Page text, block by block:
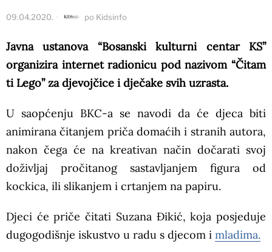
09.04.2020. po Kidsinfo
Javna ustanova “Bosanski kulturni centar KS”
organizira internet radionicu pod nazivom “Čitam
ti Lego” za djevojčice i dječake svih uzrasta.
U saopćenju BKC-a se navodi da će djeca biti
animirana čitanjem priča domaćih i stranih autora,
nakon čega će na kreativan način dočarati svoj
doživljaj pročitanog sastavljanjem figura od
kockica, ili slikanjem i crtanjem na papiru.
Djeci će priče čitati Suzana Đikić, koja posjeduje
dugogodišnje iskustvo u radu s djecom i mladima.